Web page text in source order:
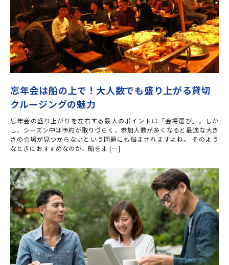
忘年会は船の上で！大人数でも盛り上がる貸切
クルージングの魅力
忘年会の盛り上がりを左右する最大のポイントは「会場選び」。しか
し、シーズン中は予約が取りづらく、参加人数が多くなると最適な大き
さの会場が見つからないという問題にも悩まされますよね。 そのよう
なときにおすすめなのが、船をま […]